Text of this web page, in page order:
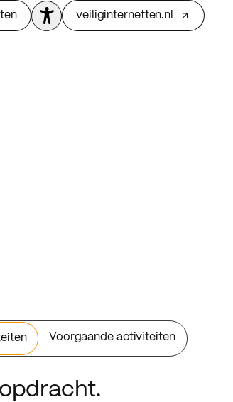
veiliginternetten.nl
Voorgaande activiteiten